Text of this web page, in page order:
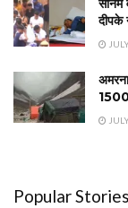
सोनम
Popular Stories